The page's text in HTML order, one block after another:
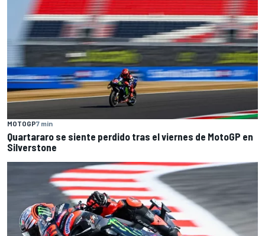
MOTOGP7 min
Quartararo se siente perdido tras el viernes de MotoGP en
Silverstone